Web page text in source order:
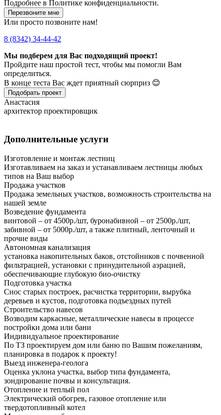
Подробнее в Политике конфиденциальности.
Перезвоните мне
Или просто позвоните нам!
8 (8342) 34-44-42
Мы подберем для Вас подходящий проект!
Пройдите наш простой тест, чтобы мы помогли Вам
определиться.
В конце теста Вас ждет приятный сюрприз 😊
Подобрать проект
Анастасия
архитектор проектировщик
Дополнительные услуги
Изготовление и монтаж лестниц
Изготавливаем на заказ и устанавливаем лестницы любых
типов на Ваш выбор
Продажа участков
Продажа земельных участков, возможность строительства на
нашей земле
Возведение фундамента
винтовой – от 4500р./шт, буронабивной – от 2500р./шт,
забивной – от 5000р./шт, а также плитный, ленточный и
прочие виды
Автономная канализация
установка накопительных баков, отстойников с почвенной
фильтрацией, установки с принудительной аэрацией,
обеспечивающие глубокую био-очистку
Подготовка участка
Снос старых построек, расчистка территории, вырубка
деревьев и кустов, подготовка подъездных путей
Строительство навесов
Возводим каркасные, металлические навесы в процессе
постройки дома или бани
Индивидуальное проектирование
По ТЗ проектируем дом или баню по Вашим пожеланиям,
планировка в подарок к проекту!
Выезд инженера-геолога
Оценка уклона участка, выбор типа фундамента,
зондирование почвы и консультация.
Отопление и теплый пол
Электрический обогрев, газовое отопление или
твердотопливный котел